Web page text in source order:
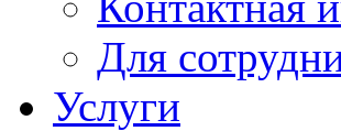
Для
Услуги